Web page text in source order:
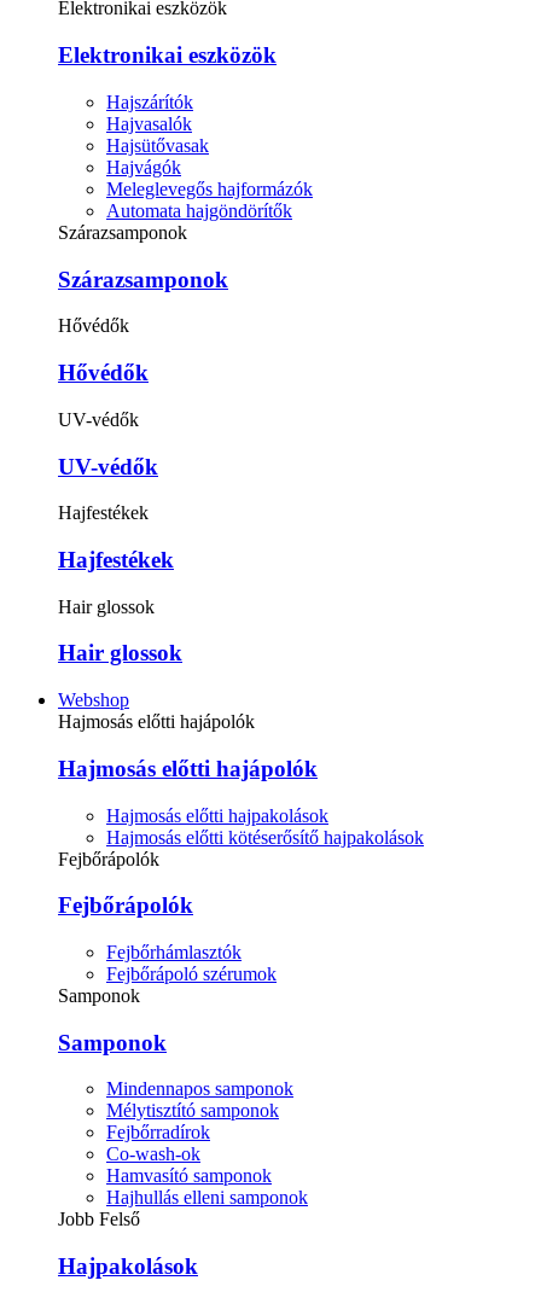
Elektronikai eszközök
Elektronikai eszközök
Hajszárítók
Hajvasalók
Hajsütővasak
Hajvágók
Meleglevegős hajformázók
Automata hajgöndörítők
Szárazsamponok
Szárazsamponok
Hővédők
Hővédők
UV-védők
UV-védők
Hajfestékek
Hajfestékek
Hair glossok
Hair glossok
Webshop
Hajmosás előtti hajápolók
Hajmosás előtti hajápolók
Hajmosás előtti hajpakolások
Hajmosás előtti kötéserősítő hajpakolások
Fejbőrápolók
Fejbőrápolók
Fejbőrhámlasztók
Fejbőrápoló szérumok
Samponok
Samponok
Mindennapos samponok
Mélytisztító samponok
Fejbőrradírok
Co-wash-ok
Hamvasító samponok
Hajhullás elleni samponok
Jobb Felső
Hajpakolások